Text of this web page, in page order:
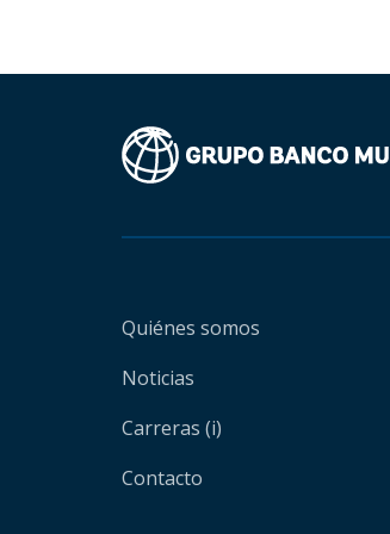
Quiénes somos
Noticias
Carreras (i)
Contacto